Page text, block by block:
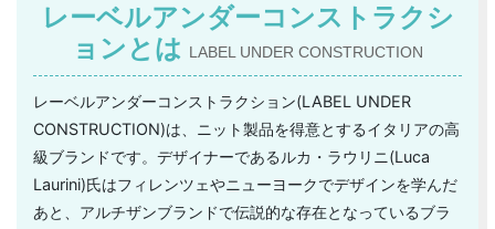
レーベルアンダーコンストラクシ
ョンとは LABEL UNDER CONSTRUCTION
レーベルアンダーコンストラクション(LABEL UNDER
CONSTRUCTION)は、ニット製品を得意とするイタリアの高
級ブランドです。デザイナーであるルカ・ラウリニ(Luca
Laurini)氏はフィレンツェやニューヨークでデザインを学んだ
あと、アルチザンブランドで伝説的な存在となっているブラ